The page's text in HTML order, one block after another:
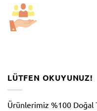
LÜTFEN OKUYUNUZ!
Ürünlerimiz %100